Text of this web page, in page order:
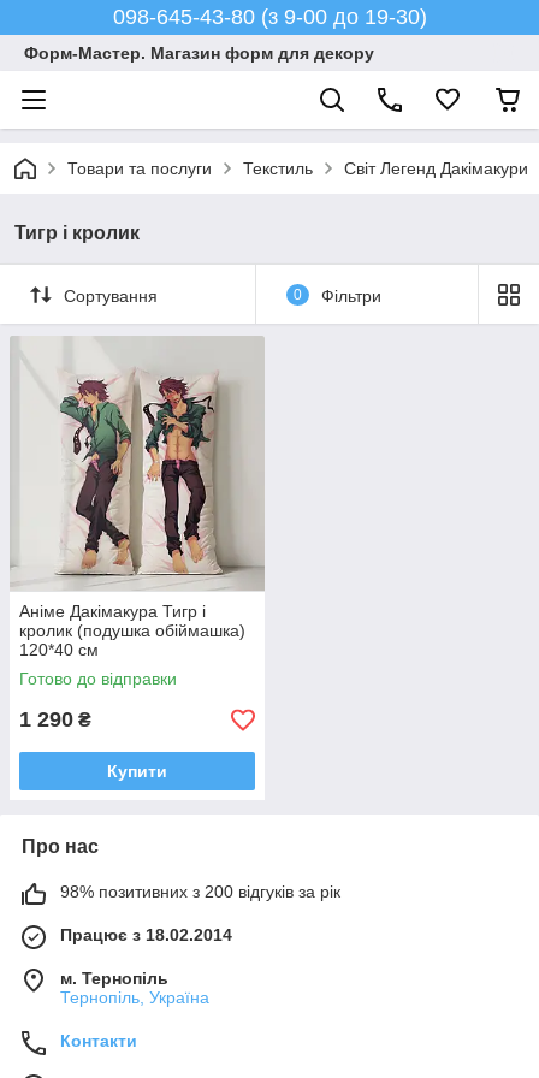
098-645-43-80 (з 9-00 до 19-30)
Форм-Мастер. Магазин форм для декору
Товари та послуги Текстиль Світ Легенд Дакімакури
Тигр і кролик
Сортування 0 Фільтри
Аніме Дакімакура Тигр і
кролик (подушка обіймашка)
120*40 см
Готово до відправки
1 290 ₴
Купити
Про нас
98% позитивних з 200 відгуків за рік
Працює з 18.02.2014
м. Тернопіль
Тернопіль, Україна
Контакти